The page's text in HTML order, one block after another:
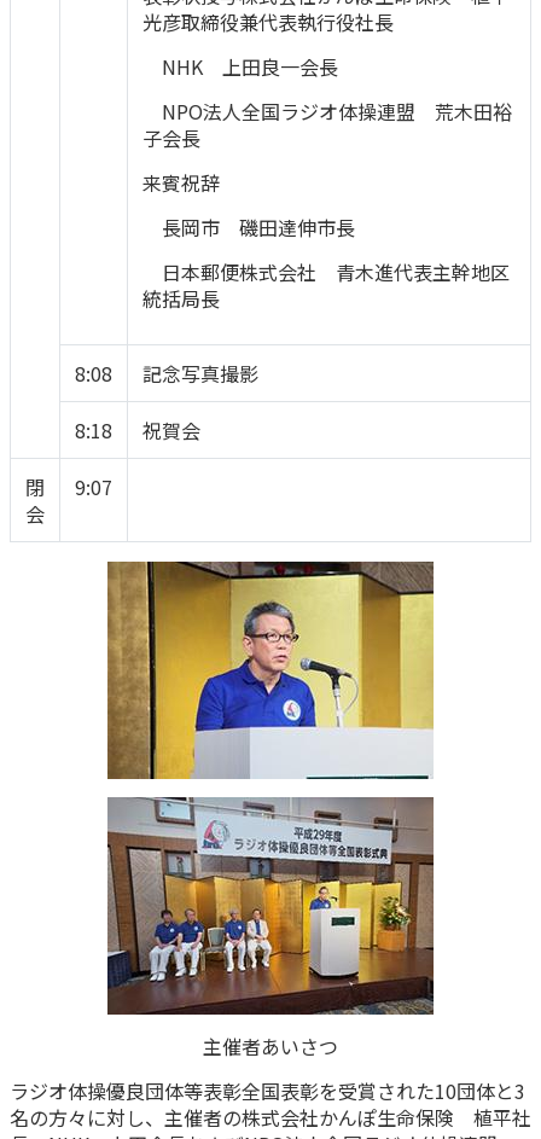
お客さまに関する情報等の確認の取り組み
各種サービス・お知らせ
ご契約のしおり・約款（Web約款）
保険用語集
お問い合わせ
保険かんたん診断
ご契約手続きの流れ
保険料のお払込方法
保険用語集
お問い合わせ
かんぽアプリ～かんぽの健康と安心を手のひらに～
すこやか健康ラボ
ラジオ体操・みんなの体操
ラジオ体操ポータルサイト
CM・オウンドメディア／ソーシャルメディア
かんぽブランド
かんぽ生命のサステナビリティ
かんぽジャンクション
光彦取締役兼代表執行役社長
NHK 上田良一会長
NPO法人全国ラジオ体操連盟 荒木田裕
子会長
来賓祝辞
長岡市 磯田達伸市長
日本郵便株式会社 青木進代表主幹地区
統括局長
8:08
記念写真撮影
8:18
祝賀会
閉
会
9:07
主催者あいさつ
ラジオ体操優良団体等表彰全国表彰を受賞された10団体と3
名の方々に対し、主催者の株式会社かんぽ生命保険 植平社